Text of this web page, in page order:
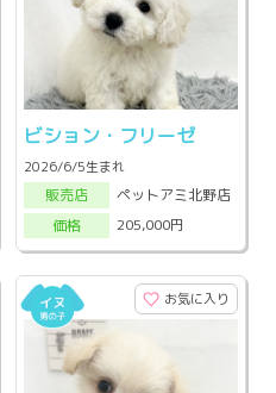
ビション・フリーゼ
2026/6/5生まれ
販売店
ペットアミ北野店
価格
205,000円
お気に入り